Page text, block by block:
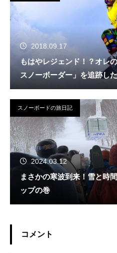
2018.09.17
もはやレジェンド！？オレ
スノーボーダー」を追跡した
スノーボードの旅日記
2024.03.12
まさかの寒波到来！雪と時
ップの巻
コメント